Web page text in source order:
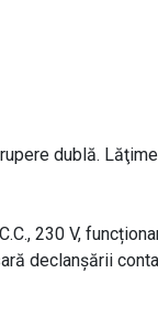
dublă.
230 V,
declanşării